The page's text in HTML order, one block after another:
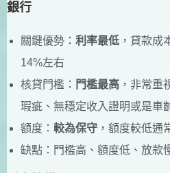
銀行
關鍵優勢： 利率最低 ，貸款成
14%左右
核貸門檻： 門檻最高 ，非常重
瑕疵、無穩定收入證明或是車
額度： 較為保守 ，額度較低通
缺點：門檻高、額度低、放款